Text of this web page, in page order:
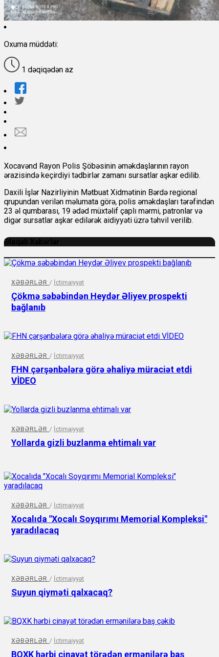
Oxuma müddəti:
1 dəqiqədən az
Xocavənd Rayon Polis Şöbəsinin əməkdaşlarının rayon
ərazisində keçirdiyi tədbirlər zamanı sursatlar aşkar edilib.
Daxili İşlər Nazirliyinin Mətbuat Xidmətinin Bərdə regional
qrupundan verilən məlumata görə, polis əməkdaşları tərəfindən
23 əl qumbarası, 19 ədəd müxtəlif çaplı mərmi, patronlar və
digər sursatlar aşkar edilərək aidiyyəti üzrə təhvil verilib.
Əlaqəli Xəbərlər
XƏBƏRLƏR / İctimaiyyət
Çökmə səbəbindən Heydər Əliyev prospekti
bağlanıb
XƏBƏRLƏR / İctimaiyyət
FHN çərşənbələrə görə əhaliyə müraciət etdi
VİDEO
XƏBƏRLƏR / İctimaiyyət
Yollarda gizli buzlanma ehtimalı var
XƏBƏRLƏR / İctimaiyyət
Xocalıda "Xocalı Soyqırımı Memorial Kompleksi"
yaradılacaq
XƏBƏRLƏR / İctimaiyyət
Suyun qiyməti qalxacaq?
XƏBƏRLƏR / İctimaiyyət
BQXK hərbi cinayət törədən ermənilərə baş